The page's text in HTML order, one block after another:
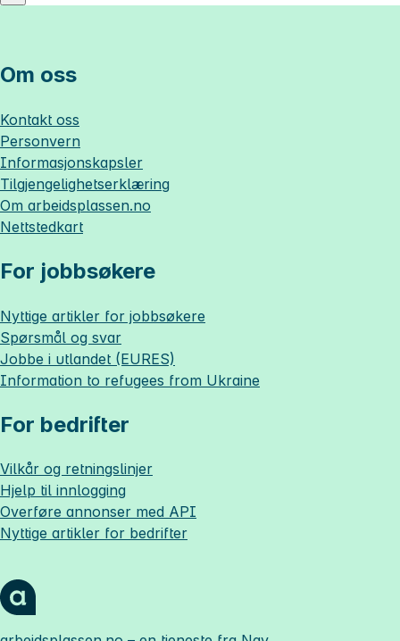
Om oss
Kontakt oss
Personvern
Informasjonskapsler
Tilgjengelighetserklæring
Om arbeidsplassen.no
Nettstedkart
For jobbsøkere
Nyttige artikler for jobbsøkere
Spørsmål og svar
Jobbe i utlandet (EURES)
Information to refugees from Ukraine
For bedrifter
Vilkår og retningslinjer
Hjelp til innlogging
Overføre annonser med API
Nyttige artikler for bedrifter